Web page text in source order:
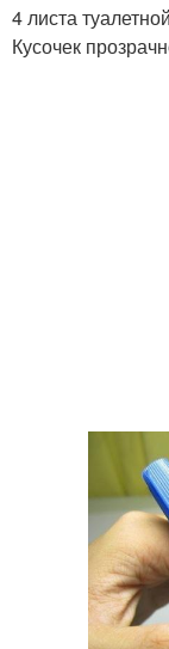
4 листа
Кусочек